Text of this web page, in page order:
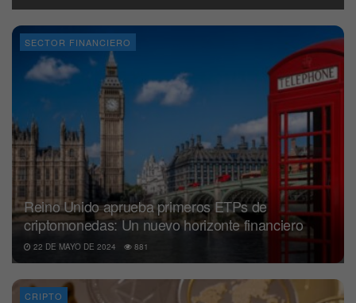
SECTOR FINANCIERO
Reino Unido aprueba primeros ETPs de
criptomonedas: Un nuevo horizonte financiero
22 DE MAYO DE 2024 881
CRIPTO